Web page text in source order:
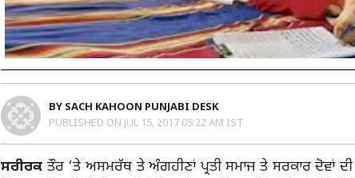
BY SACH KAHOON PUNJABI DESK
PUBLISHED ON JUL 15, 2017 05:22 AM IST
ਸਰੀਰਕ ਤੌਰ ‘ਤੇ ਅਸਮਰੱਥ ਤੇ ਅੰਗਹੀਣਾਂ ਪ੍ਰਤੀ ਸਮਾਜ ਤੇ ਸਰਕਾਰ ਦੋਵਾਂ ਦੀ